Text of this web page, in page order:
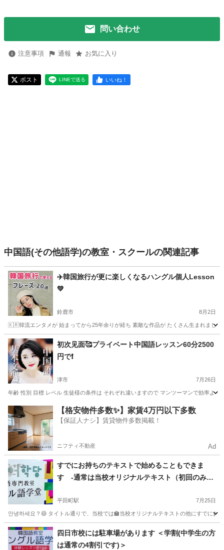
問い合わせ
注意事項 通報 お気に入り
ポスト LINEで送る いいね！
中国語(その他語学)の教室・スクールの関連記事
✈️韓国旅行が更に楽しくなるハングル個人Lesson
💚
鈴鹿市 8月2日
🇰🇷韓流エンタメが 始まってから25年余りが経ち 素敵な作品が たくさん生まれまし
三重 鈴鹿市 韓国語 ハングル
初次见面🥰プライベート中国語レッスン60分2500
円で❗️
津市 7月26日
年齢 性別 目標 レベル 生徒様の条件は それぞれ違いますので マンツーマンで効率よ
三重 津市 中国語 レッスン
【格安物件多数✨】家賃4万円以下多数
【保証人ナシ】賃貸物件多数掲載！
ニフティ不動産 Ad
すでにお持ちのテキストで始めることもできま
す -通常は当校オリジナルテキスト（初回のみ50
平田町駅 7月25日
안녕하세요？😄 タイトル通りで、当校では🏫当校オリジナルテキストの他にすでにお
三重 鈴鹿市 平田町駅 韓国語 先生
四日市校には駐車場があります ＜学割(中学生の方
は通常の4割引です)＞